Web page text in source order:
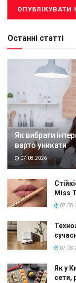
Останні статті
Як вибрати
варто уникати
07.08.2026
Miss
Як у
сети,